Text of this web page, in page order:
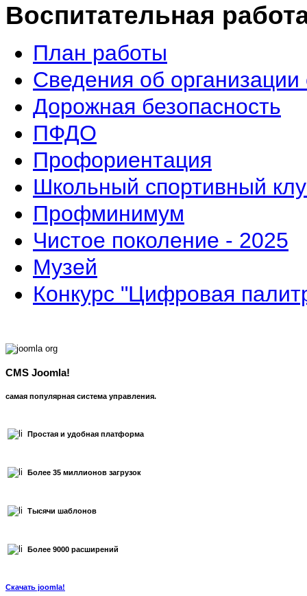
Воспитательная
План работы
Сведения об
Дорожная безопасность
ПФДО
Профориентация
Школьный спортивный
Профминимум
Чистое поколение - 2025
Музей
Конкурс "Цифровая
CMS Joomla!
самая популярная система управления.
Простая и удобная платформа
Более 35 миллионов загрузок
Тысячи шаблонов
Более 9000 расширений
Скачать joomla!